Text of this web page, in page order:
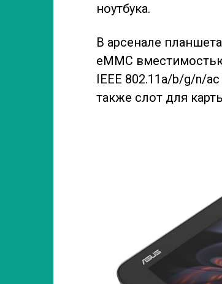
ноутбука.
В арсенале
eMMC
IEEE 802.11a/b/g/n/
также слот для